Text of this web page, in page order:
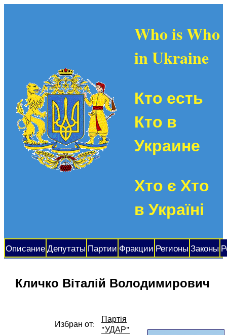
Who is Who
in Ukraine
Кто есть
Кто в
Украине
Хто є Хто
в Україні
Описание Депутаты Партии Фракции Регионы Законы
Кличко Віталій Володимирович
Избран от:
Партія
"УДАР"